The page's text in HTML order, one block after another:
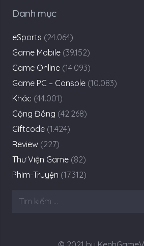
Danh mục
eSports (24.064)
Game Mobile (39.152)
Game Online (14.093)
Game PC – Console (10.083)
Khác (44.001)
Cộng Đồng (42.268)
Giftcode (1.424)
Review (227)
Thư Viện Game (82)
Phim-Truyện (17.312)
Tìm